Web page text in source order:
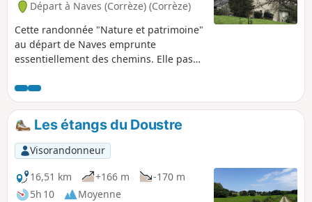
Départ à Naves (Corrèze) (Corrèze)
Cette randonnée "Nature et patrimoine"
au départ de Naves emprunte
essentiellement des chemins. Elle passe
Le bruit de l'autoroute n'est présent que
sur des zones très limitées.
Les étangs du Doustre
Visorandonneur
16,51 km
+166 m
-170 m
5h 10
Moyenne